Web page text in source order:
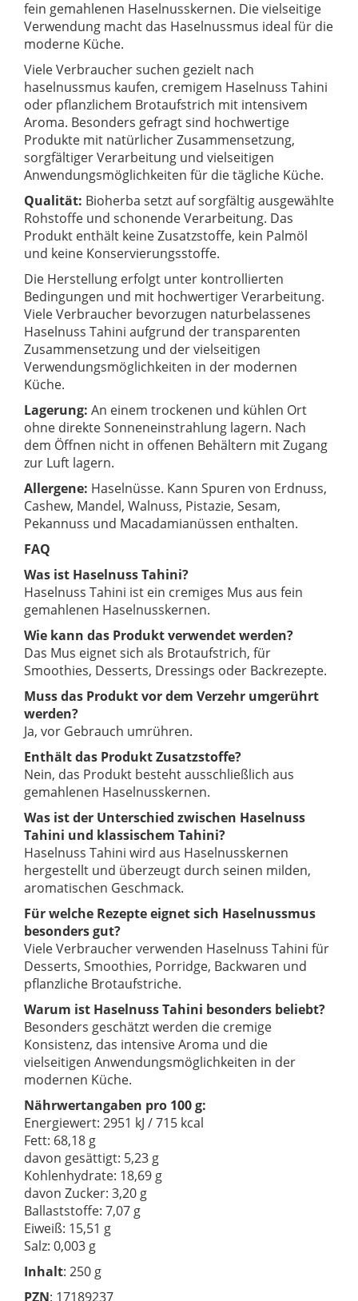
fein gemahlenen Haselnusskernen. Die vielseitige
Verwendung macht das Haselnussmus ideal für die
moderne Küche.
Viele Verbraucher suchen gezielt nach
haselnussmus kaufen, cremigem Haselnuss Tahini
oder pflanzlichem Brotaufstrich mit intensivem
Aroma. Besonders gefragt sind hochwertige
Produkte mit natürlicher Zusammensetzung,
sorgfältiger Verarbeitung und vielseitigen
Anwendungsmöglichkeiten für die tägliche Küche.
Qualität: Bioherba setzt auf sorgfältig ausgewählte
Rohstoffe und schonende Verarbeitung. Das
Produkt enthält keine Zusatzstoffe, kein Palmöl
und keine Konservierungsstoffe.
Die Herstellung erfolgt unter kontrollierten
Bedingungen und mit hochwertiger Verarbeitung.
Viele Verbraucher bevorzugen naturbelassenes
Haselnuss Tahini aufgrund der transparenten
Zusammensetzung und der vielseitigen
Verwendungsmöglichkeiten in der modernen
Küche.
Lagerung: An einem trockenen und kühlen Ort
ohne direkte Sonneneinstrahlung lagern. Nach
dem Öffnen nicht in offenen Behältern mit Zugang
zur Luft lagern.
Allergene: Haselnüsse. Kann Spuren von Erdnuss,
Cashew, Mandel, Walnuss, Pistazie, Sesam,
Pekannuss und Macadamianüssen enthalten.
FAQ
Was ist Haselnuss Tahini?
Haselnuss Tahini ist ein cremiges Mus aus fein
gemahlenen Haselnusskernen.
Wie kann das Produkt verwendet werden?
Das Mus eignet sich als Brotaufstrich, für
Smoothies, Desserts, Dressings oder Backrezepte.
Muss das Produkt vor dem Verzehr umgerührt
werden?
Ja, vor Gebrauch umrühren.
Enthält das Produkt Zusatzstoffe?
Nein, das Produkt besteht ausschließlich aus
gemahlenen Haselnusskernen.
Was ist der Unterschied zwischen Haselnuss
Tahini und klassischem Tahini?
Haselnuss Tahini wird aus Haselnusskernen
hergestellt und überzeugt durch seinen milden,
aromatischen Geschmack.
Für welche Rezepte eignet sich Haselnussmus
besonders gut?
Viele Verbraucher verwenden Haselnuss Tahini für
Desserts, Smoothies, Porridge, Backwaren und
pflanzliche Brotaufstriche.
Warum ist Haselnuss Tahini besonders beliebt?
Besonders geschätzt werden die cremige
Konsistenz, das intensive Aroma und die
vielseitigen Anwendungsmöglichkeiten in der
modernen Küche.
Nährwertangaben pro 100 g:
Energiewert: 2951 kJ / 715 kcal
Fett: 68,18 g
davon gesättigt: 5,23 g
Kohlenhydrate: 18,69 g
davon Zucker: 3,20 g
Ballaststoffe: 7,07 g
Eiweiß: 15,51 g
Salz: 0,003 g
Inhalt: 250 g
PZN: 17189237